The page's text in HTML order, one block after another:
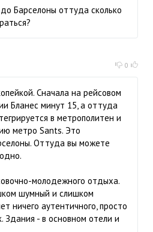
Барселоны оттуда сколько
0
Сначала на рейсовом
Бланес минут 15, а оттуда
в метрополитен и
метро Sants. Это
Оттуда вы можете
молодежного отдыха.
шумный и слишком
ничего аутентичного, просто
Здания - в основном отели и